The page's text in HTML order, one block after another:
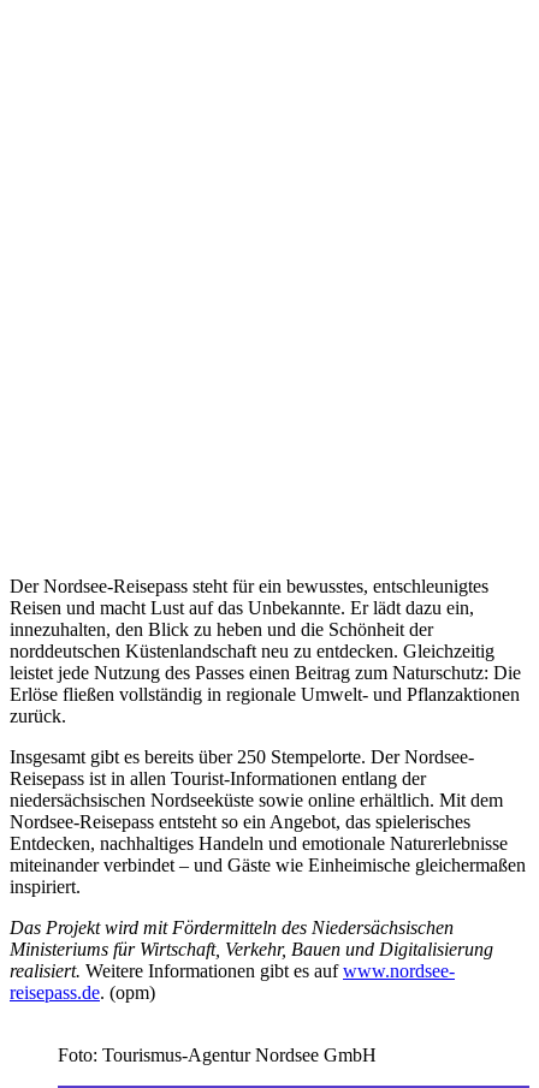
Der Nordsee-Reisepass steht für ein bewusstes, entschleunigtes
Reisen und macht Lust auf das Unbekannte. Er lädt dazu ein,
innezuhalten, den Blick zu heben und die Schönheit der
norddeutschen Küstenlandschaft neu zu entdecken. Gleichzeitig
leistet jede Nutzung des Passes einen Beitrag zum Naturschutz: Die
Erlöse fließen vollständig in regionale Umwelt- und Pflanzaktionen
zurück.
Insgesamt gibt es bereits über 250 Stempelorte. Der Nordsee-
Reisepass ist in allen Tourist-Informationen entlang der
niedersächsischen Nordseeküste sowie online erhältlich. Mit dem
Nordsee-Reisepass entsteht so ein Angebot, das spielerisches
Entdecken, nachhaltiges Handeln und emotionale Naturerlebnisse
miteinander verbindet – und Gäste wie Einheimische gleichermaßen
inspiriert.
Das Projekt wird mit Fördermitteln des Niedersächsischen
Ministeriums für Wirtschaft, Verkehr, Bauen und Digitalisierung
realisiert. Weitere Informationen gibt es aufwww.nordsee-
reisepass.de. (opm)
Foto: Tourismus-Agentur Nordsee GmbH